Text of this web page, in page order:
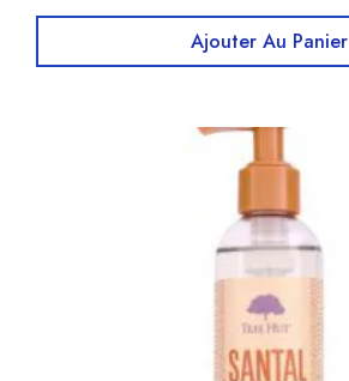
Ajouter Au Panier